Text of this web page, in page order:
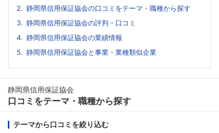
静岡県信用保証協会の口コミをテーマ・職種から探す
静岡県信用保証協会の評判・口コミ
静岡県信用保証協会の業績情報
静岡県信用保証協会と事業・業種類似企業
静岡県信用保証協会
口コミをテーマ・職種から探す
テーマから口コミを絞り込む